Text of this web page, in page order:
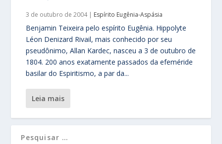
3 de outubro de 2004| Espírito Eugênia-Aspásia
Benjamin Teixeira pelo espírito Eugênia. Hippolyte
Léon Denizard Rivail, mais conhecido por seu
pseudônimo, Allan Kardec, nasceu a 3 de outubro de
1804. 200 anos exatamente passados da efeméride
basilar do Espiritismo, a par da...
leia mais